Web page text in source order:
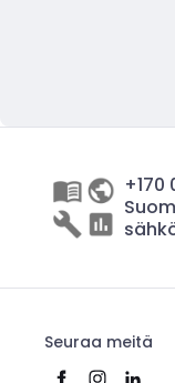
Seuraa meitä